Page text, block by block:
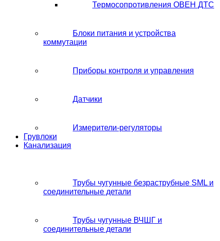
Термосопротивления ОВЕН ДТС
Блоки питания и устройства
коммутации
Приборы контроля и управления
Датчики
Измерители-регуляторы
Грувлоки
Канализация
Трубы чугунные безраструбные SML и
соединительные детали
Трубы чугунные ВЧШГ и
соединительные детали